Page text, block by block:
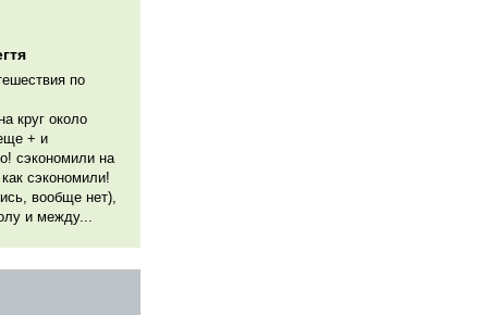
по
круг около
+ и
сэкономили на
сэкономили!
вообще нет),
и между...